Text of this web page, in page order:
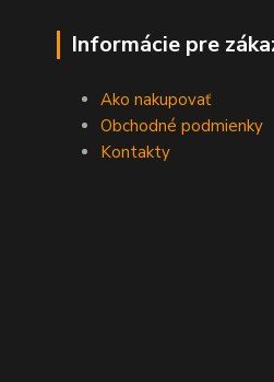
Informácie pre
Ako nakupovať
Obchodné podmienky
Kontakty